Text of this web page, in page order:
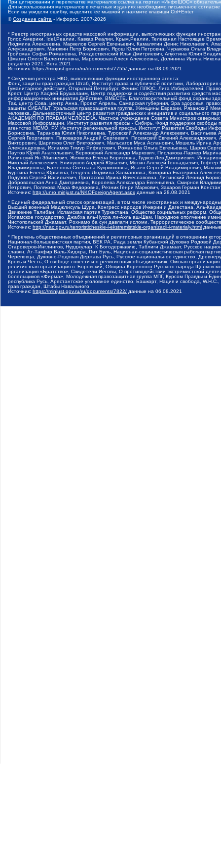
При цитировании и перепечатке материалов ссылка на портал «ИнфоШОС»
Для использования материалов в печатных изданиях необходимо письменное
Если вы увидели ошибку, выделите ее мышкой и нажмите клавиши Ctrl+Enter
©Создание сайта - Инфорос, 2007-2026
* Реестр иностранных средств массовой информации, выполняющих функции
Голос Америки, Idel.Реалии, Кавказ.Реалии, Крым.Реалии, Телеканал Настоящее
Людмила Алексеевна, Маркелов Сергей Евгеньевич, Камалягин Денис Николаевич,
Александрович, Маняхин Петр Борисович, Ярош Юлия Петровна, Чуракова Ольга
Гройсман Софья Романовна, Рождественский Илья Дмитриевич, Апухтина Юлия
Шмагун Олеся Валентиновна, Мароховская Алеся Алексеевна, Долинина Ирина
редактор 2021, Вега 2021
Источник: https://minjust.gov.ru/ru/documents/7755/ данные на 03.09.2021
* Сведения реестра НКО, выполняющих функции иностранного агента:
Фонд защиты прав граждан Штаб, Институт права и публичной политики,
Гуманитарное действие, Открытый Петербург, Феникс ПЛЮС, Лига Избирателей,
Крест, Центр Хасдей Ерушалаим, Центр поддержки и содействия развитию средств
информационных инициатив Действие, ВМЕСТЕ, Благотворительный фонд охраны
Так, центр Сова, центр Анна, Проект Апрель, Самарская губерния, Эра здоровья,
защиты СИБАЛЬТ, Уральская правозащитная группа, Женщины Евразии, Рязанский
человека, Дальневосточный центр развития гражданских инициатив и социального
АКАДЕМИЯ ПО ПРАВАМ ЧЕЛОВЕКА, Частное учреждение Совета Министров северных
Массовой Информации, Институт развития прессы - Сибирь, Фонд поддержки
агентство МЕМО. РУ, Институт региональной прессы, Институт Развития Свободы
Борисовна, Таранова Юлия Николаевна, Туровский Александр Алексеевич,
Сергей Георгиевич, Пивоваров Андрей Сергеевич, Писемский Евгений
Викторович, Шарипков Олег Викторович, Мальсагов Муса Асланович, Мошель Ирина
Александровна, Исламов Тимур Рифгатович, Романова Ольга Евгеньевна, Щаров
Паутов Юрий Анатольевич, Верховский Александр Маркович, Пислакова-Паркер
Рачинский Ян Збигневич, Жемкова Елена Борисовна, Гудков Лев Дмитриевич,
Николай Алексеевич, Блинушов Андрей Юрьевич, Мосин Алексей Геннадьевич,
Владимировна, Баженова Светлана Куприяновна, Исаев Сергей Владимирович,
Буртина Елена Юрьевна, Гендель Людмила Залмановна, Кокорина Екатерина
Подузов Сергей Васильевич, Протасова Ирина Вячеславовна, Литинский Леонид
Добровольская Анна Дмитриевна, Королева Александра Евгеньевна, Смирнов
Петрович, Полякова Мара Федоровна, Резник Генри Маркович, Захаров Герман
Источник: http://unro.minjust.ru/NKOForeignAgent.aspx данные на 28.08.2021
* Единый федеральный список организаций, в том числе иностранных и
Высший военный Маджлисуль Шура, Конгресс народов Ичкерии и Дагестана, Аль-
Движение Талибан, Исламская партия Туркестана, Общество социальных реформ,
Исламское государство, Джабха аль-Нусра ли-Ахль аш-Шам, Народное ополчение
Чистопольский Джамаат, Рохнамо ба суи давлати исломи, Террористическое
Источник: http://nac.gov.ru/terroristicheskie-i-ekstremistskie-organizacii-i-materialy.html
* Перечень общественных объединений и религиозных организаций в отношении
Национал-большевистская партия, ВЕК РА, Рада земли Кубанской Духовно Родовой
Староверов-Инглингов, Нурджулар, К Богодержавию, Таблиги Джамаат, Русское
славян, Ат-Такфир Валь-Хиджра, Пит Буль, Национал-социалистическая рабочая
Череповца, Духовно-Родовая Держава Русь, Русское национальное единство,
Кровь и Честь, О свободе совести и о религиозных объединениях, Омская
религиозная организация п. Боровский, Община Коренного Русского народа
организация «Братство», Свидетели Иеговы, О противодействии экстремистской
болельщиков «Фирма», Молодежная правозащитная группа МПГ, Курсом Правды и
республика Русь, Арестантское уголовное единство, Башкорт, Нация и свобода,
прав граждан, Штабы Навального
Источник: https://minjust.gov.ru/ru/documents/7822/ данные на 06.08.2021